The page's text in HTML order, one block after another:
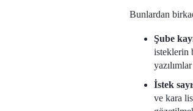
Bunlardan
Şube
isteklerin
İstek
ve kara